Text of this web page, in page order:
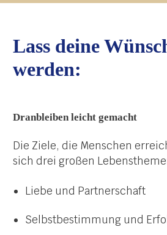
Lass deine
werden:
Dranbleiben leicht gemacht
Die Ziele, die Menschen
sich drei großen
Liebe und Partnerschaft
Selbstbestimmung und